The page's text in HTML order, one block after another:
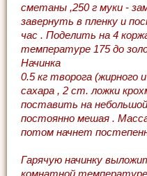
сметаны ,250 г муки -
завернуть в пленку и
час . Поделить на 4
температуре 175 до
Начинка
0.5 кг творога (жирного
сахара , 2 ст. ложки
поставить на
постоянно мешая .
потом начнет
Гарячую начинку